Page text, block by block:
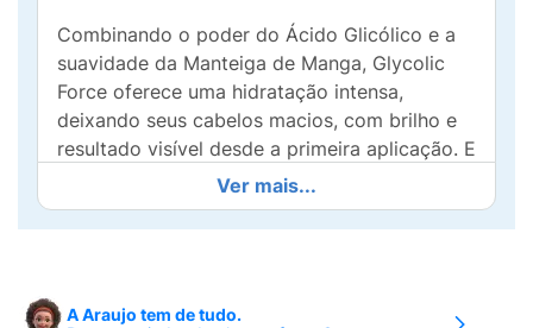
Combinando o poder do Ácido Glicólico e a
suavidade da Manteiga de Manga, Glycolic
Force oferece uma hidratação intensa,
deixando seus cabelos macios, com brilho e
resultado visível desde a primeira aplicação. E
o melhor, é ideal para todos os tipos de
cabelo.
Após lavar os cabelos com o Shampoo
Ver mais...
A Araujo tem de tudo.